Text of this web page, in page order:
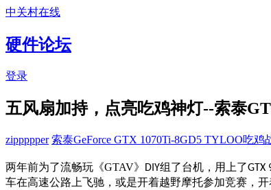
中关村在线
硬件论坛
登录
五风扇加持，点亮吃鸡神灯--索泰
zippppper 索泰GeForce GTX 1070Ti-8GD5 TYLOO吃鸡
两年前为了流畅玩《GTAV》 DIY组了台机，用上了GTX
车在高速公路上飞驰，或是开着越野摩托参加竞赛，